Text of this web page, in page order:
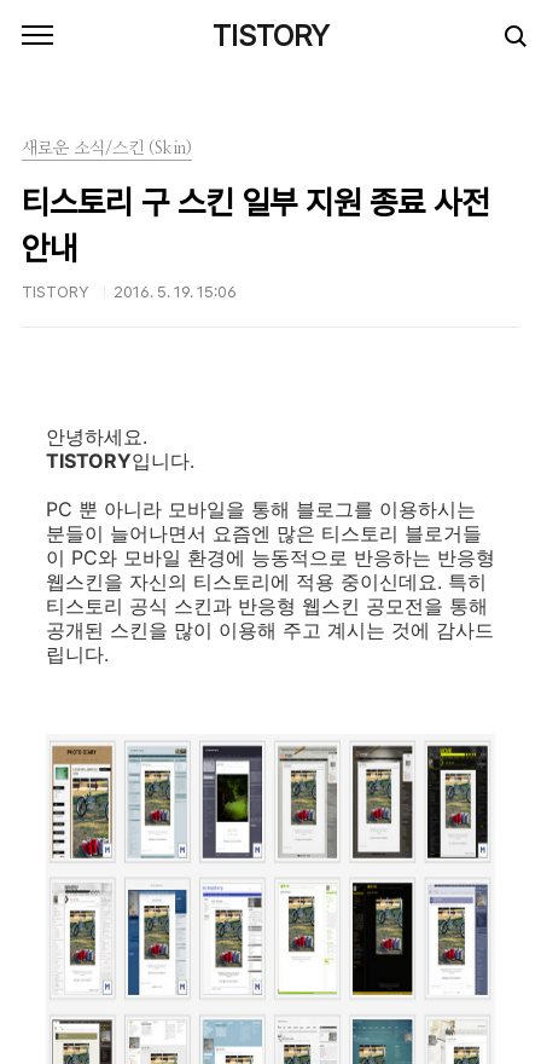
TISTORY
새로운 소식/스킨 (Skin)
티스토리 구 스킨 일부 지원 종료 사전
안내
TISTORY 2016. 5. 19. 15:06
안녕하세요.
TISTORY입니다.
PC 뿐 아니라 모바일을 통해 블로그를 이용하시는
분들이 늘어나면서 요즘엔 많은 티스토리 블로거들
이 PC와 모바일 환경에 능동적으로 반응하는 반응형
웹스킨을 자신의 티스토리에 적용 중이신데요. 특히
티스토리 공식 스킨과 반응형 웹스킨 공모전을 통해
공개된 스킨을 많이 이용해 주고 계시는 것에 감사드
립니다.